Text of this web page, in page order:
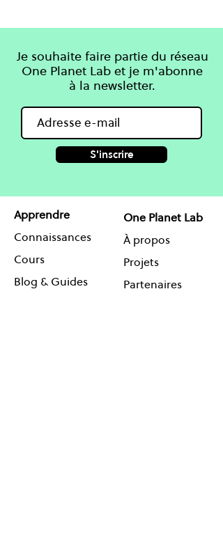
Je souhaite faire partie du réseau
One Planet Lab et je m'abonne
à la newsletter.
S'inscrire
Apprendre
Connaissances
Cours
Blog & Guides
One Planet Lab
À propos
Projets
Partenaires